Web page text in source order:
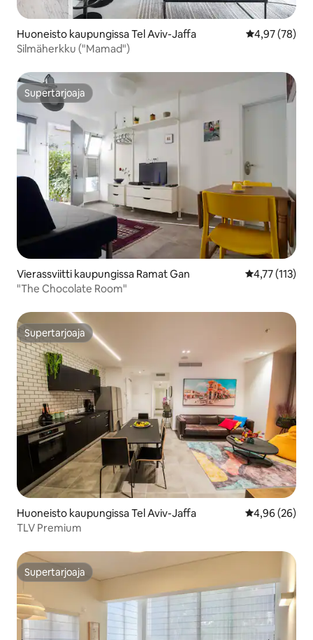
Huoneisto kaupungissa Tel Aviv-Jaffa
4,97 (78)
Silmäherkku ("Mamad")
Supertarjoaja
Supertarjoaja
Vierassviitti kaupungissa Ramat Gan
4,77 (113)
"The Chocolate Room"
Supertarjoaja
Supertarjoaja
Huoneisto kaupungissa Tel Aviv-Jaffa
4,96 (26)
TLV Premium
Supertarjoaja
Supertarjoaja